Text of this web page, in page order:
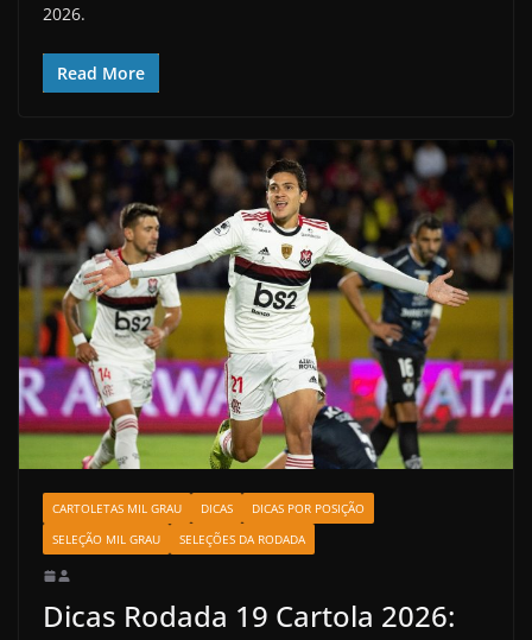
2026.
Read More
CARTOLETAS MIL GRAU DICAS
DICAS POR POSIÇÃO
SELEÇÃO MIL GRAU
SELEÇÕES DA RODADA
Dicas Rodada 19 Cartola 2026: